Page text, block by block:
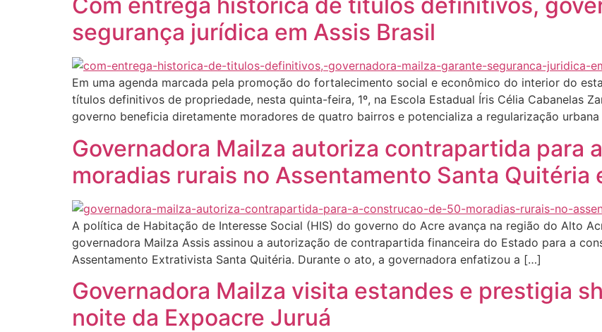
segurança jurídica em Assis Brasil
Em uma agenda marcada pela promoção do fortalecimento social e econômico do interior do
títulos definitivos de propriedade, nesta quinta-feira, 1º, na Escola Estadual Íris Célia Cabanelas
governo beneficia diretamente moradores de quatro bairros e potencializa a regularização
Governadora Mailza autoriza contrapartida para
moradias rurais no Assentamento Santa Quitéria
A política de Habitação de Interesse Social (HIS) do governo do Acre avança na região do Alto
governadora Mailza Assis assinou a autorização de contrapartida financeira do Estado para a
Assentamento Extrativista Santa Quitéria. Durante o ato, a governadora enfatizou a […]
Governadora Mailza visita estandes e prestigia
noite da Expoacre Juruá